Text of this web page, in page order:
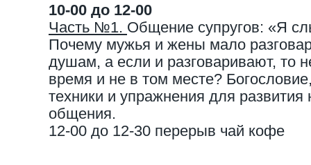
10-00 до 12-00
Часть №1. Общение супругов: «Я
Почему мужья и жены мало
душам, а если и разговаривают, то
время и не в том месте?
техники и упражнения для развития
общения.
12-00 до 12-30 перерыв чай кофе